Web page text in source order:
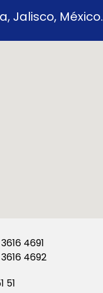
Jalisco, México.
4691
4692
51